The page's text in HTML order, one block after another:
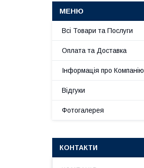
Всі Товари та Послуги
Оплата та Доставка
Інформація про Компанію
Відгуки
Фотогалерея
КОНТАКТИ